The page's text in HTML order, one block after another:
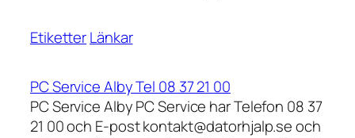
EtiketterLänkar
PC Service Alby Tel 08 37 21 00
PC Service Alby PC Service har Telefon 08 37
21 00 och E-post kontakt@datorhjalp.se och